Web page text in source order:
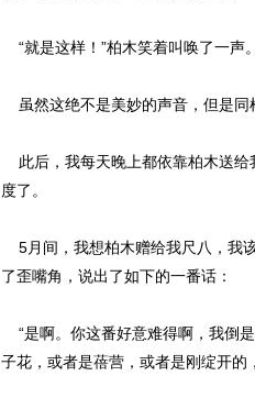
“就是这样！”柏木笑着叫唤了一声。
虽然这绝不是美妙的声音，但是同
此后，我每天晚上都依靠柏木送给
度了。
5月间，我想柏木赠给我尺八，我
了歪嘴角，说出了如下的一番话：
“是啊。你这番好意难得啊，我倒
子花，或者是蓓营，或者是刚绽开